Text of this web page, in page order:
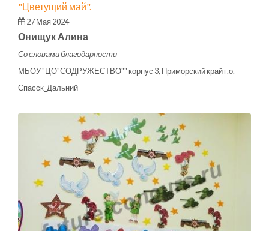
"Цветущий май".
27 Мая 2024
Онищук Алина
Со словами благодарности
МБОУ "ЦО"СОДРУЖЕСТВО"" корпус 3, Приморский край г.о.
Спасск_Дальний